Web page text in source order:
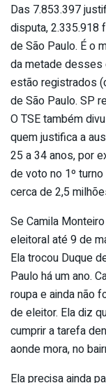
Das 7.853.397
disputa,
de São Paulo. É o
da metade desses
estão registrados
de São Paulo. SP
O TSE também
quem justifica a
25 a 34 anos, por
de voto no 1º
cerca de 2,5
Se Camila
eleitoral até 9 de
Ela trocou Duque
Paulo há um ano.
roupa e ainda não
de eleitor. Ela diz
cumprir a tarefa
aonde mora, no
Ela precisa ainda